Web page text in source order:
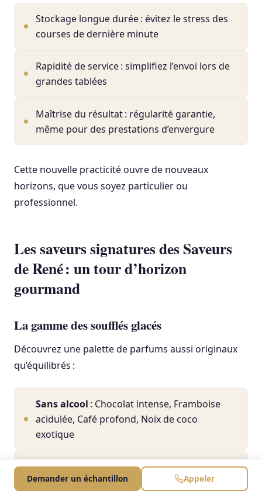
Stockage longue durée : évitez le stress des
courses de dernière minute
Rapidité de service : simplifiez l’envoi lors de
grandes tablées
Maîtrise du résultat : régularité garantie,
même pour des prestations d’envergure
Cette nouvelle practicité ouvre de nouveaux
horizons, que vous soyez particulier ou
professionnel.
Les saveurs signatures des Saveurs
de René : un tour d’horizon
gourmand
La gamme des soufflés glacés
Découvrez une palette de parfums aussi originaux
qu’équilibrés :
Sans alcool : Chocolat intense, Framboise
acidulée, Café profond, Noix de coco
exotique
Avec alcool: Grand Marnier emblématique,
Marc de Champagne raffiné, Limoncello
Demander un échantillon Appeler